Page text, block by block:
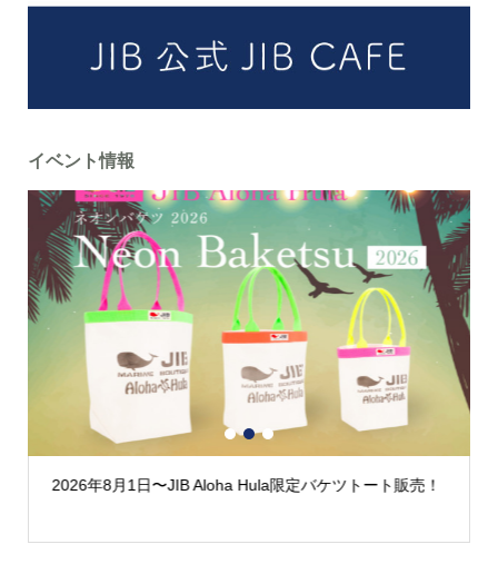
イベント情報
2026年8月1日〜JIB Aloha Hula限定バケツトート販売！
1 2 3